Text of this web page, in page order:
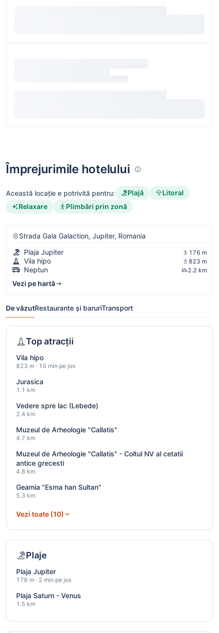
Împrejurimile hotelului
Această locație e potrivită pentru: Plajă
Litoral
Relaxare
Plimbări prin zonă
Strada Gala Galaction, Jupiter, Romania
Plaja Jupiter
176 m
Vila hipo 823 m
Neptun 2.2 km
Vezi pe hartă
De văzutRestaurante și baruriTransport
Top atracții
Vila hipo
823 m · 10 min pe jos
Jurasica
1.1 km
Vedere spre lac (Lebede)
2.4 km
Muzeul de Arheologie "Callatis"
4.7 km
Muzeul de Arheologie "Callatis" - Coltul NV al cetatii
antice grecesti
4.8 km
Geamia "Esma han Sultan"
5.3 km
Vezi toate (10)
Plaje
Plaja Jupiter
176 m · 2 min pe jos
Plaja Saturn - Venus
1.5 km